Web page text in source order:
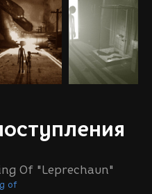
Of "Leprechaun"
of